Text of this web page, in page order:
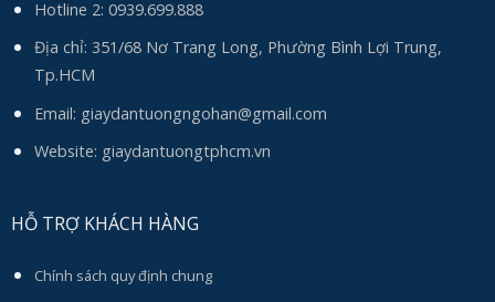
Hotline 2: 0939.699.888
Địa chỉ: 351/68 Nơ Trang Long, Phường Bình Lợi Trung,
Tp.HCM
Email: giaydantuongngohan@gmail.com
Website: giaydantuongtphcm.vn
HỖ TRỢ KHÁCH HÀNG
Chính sách quy định chung